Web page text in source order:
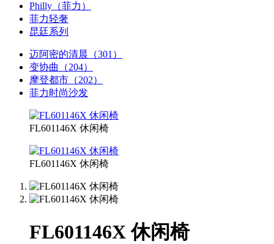
Philly（菲力）
菲力轻奢
昆廷系列
迈阿密的清晨（301）
变协曲（204）
摩登都市（202）
菲力时尚沙发
FL601146X 休闲椅
FL601146X 休闲椅
FL601146X 休闲椅